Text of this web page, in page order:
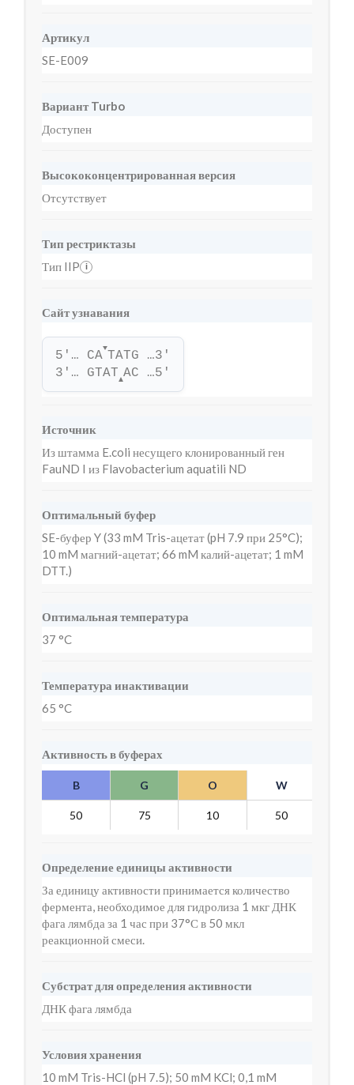
Артикул
SE-E009
Вариант Turbo
Доступен
Высококонцентрированная версия
Отсутствует
Тип рестриктазы
Тип IIP
i
Сайт узнавания
5'… CA
▼
TATG …3'
3'… GTAT▲AC …5'
Источник
Из штамма E.coli несущего клонированный ген
FauND I из Flavobacterium aquatili ND
Оптимальный буфер
SE-буфер Y (33 mM Tris-ацетат (pH 7.9 при 25°C);
10 mM магний-ацетат; 66 mM калий-ацетат; 1 mM
DTT.)
Оптимальная температура
37 °C
Температура инактивации
65 °C
Активность в буферах
B G O W
50 75 10 50
Определение единицы активности
За единицу активности принимается количество
фермента, необходимое для гидролиза 1 мкг ДНК
фага лямбда за 1 час при 37°С в 50 мкл
реакционной смеси.
Субстрат для определения активности
ДНК фага лямбда
Условия хранения
10 mM Tris-HCl (pH 7.5); 50 mM KCl; 0,1 mM